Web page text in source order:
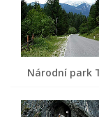
Národní park